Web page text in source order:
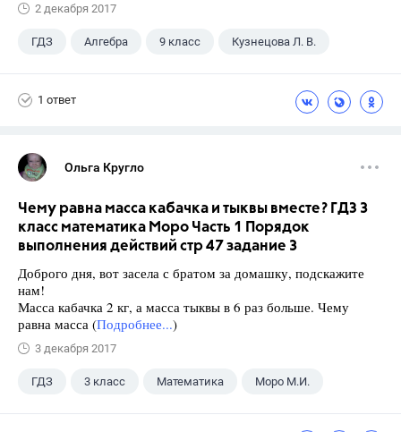
2 декабря 2017
ГДЗ Алгебра 9 класс Кузнецова Л. В.
1 ответ
Ольга Кругло
Чему равна масса кабачка и тыквы вместе? ГДЗ 3
класс математика Моро Часть 1 Порядок
выполнения действий стр 47 задание 3
Доброго дня, вот засела с братом за домашку, подскажите
нам!
Масса кабачка 2 кг, а масса тыквы в 6 раз больше. Чему
равна масса (Подробнее...)
3 декабря 2017
ГДЗ 3 класс Математика Моро М.И.